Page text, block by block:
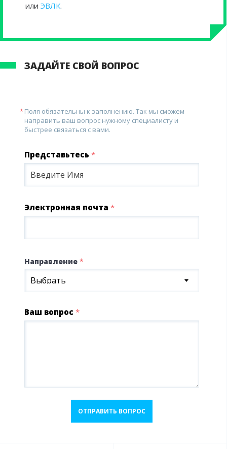
или ЭВЛК.
ЗАДАЙТЕ СВОЙ ВОПРОС
Поля обязательны к заполнению. Так мы сможем
направить ваш вопрос нужному специалисту и
быстрее связаться с вами.
Представьтесь *
Электронная почта *
Направление *
Выбрать
Ваш вопрос *
ОТПРАВИТЬ ВОПРОС